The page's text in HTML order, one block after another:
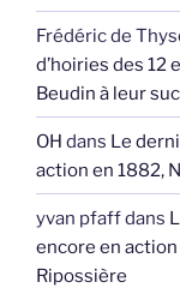
Frédéric de
d’hoiries des 12
Beudin à leur
OH dans Le
action en 1882,
yvan pfaffdans
encore en
Ripossière